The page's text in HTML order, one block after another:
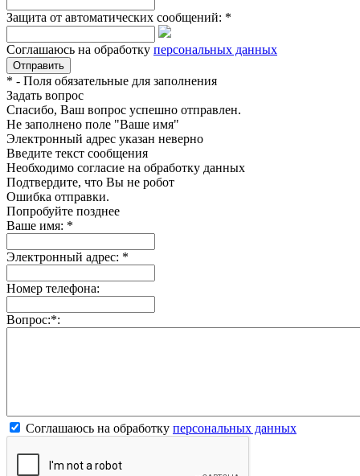
Защита от автоматических сообщений: *
Соглашаюсь на обработку персональных данных
* - Поля обязательные для заполнения
Задать вопрос
Спасибо, Ваш вопрос успешно отправлен.
Не заполнено поле "Ваше имя"
Электронный адрес указан неверно
Введите текст сообщения
Необходимо согласие на обработку данных
Подтвердите, что Вы не робот
Ошибка отправки.
Попробуйте позднее
Ваше имя: *
Электронный адрес: *
Номер телефона:
Вопрос:*:
Соглашаюсь на обработку персональных данных